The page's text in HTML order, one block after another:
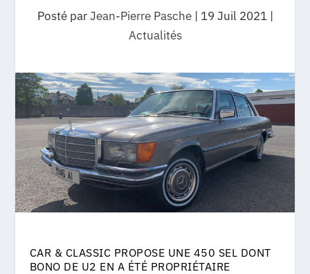
Posté parJean-Pierre Pasche| 19 Juil 2021|
Actualités
CAR & CLASSIC PROPOSE UNE 450 SEL DONT
BONO DE U2 EN A ÉTÉ PROPRIÉTAIRE